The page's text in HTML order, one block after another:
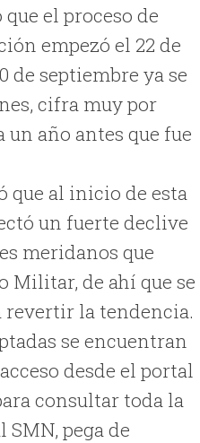
el proceso de
empezó el 22 de
de septiembre ya se
cifra muy por
año antes que fue
que al inicio de esta
un fuerte declive
meridanos que
Militar, de ahí que se
revertir la tendencia.
se encuentran
desde el portal
consultar toda la
pega de